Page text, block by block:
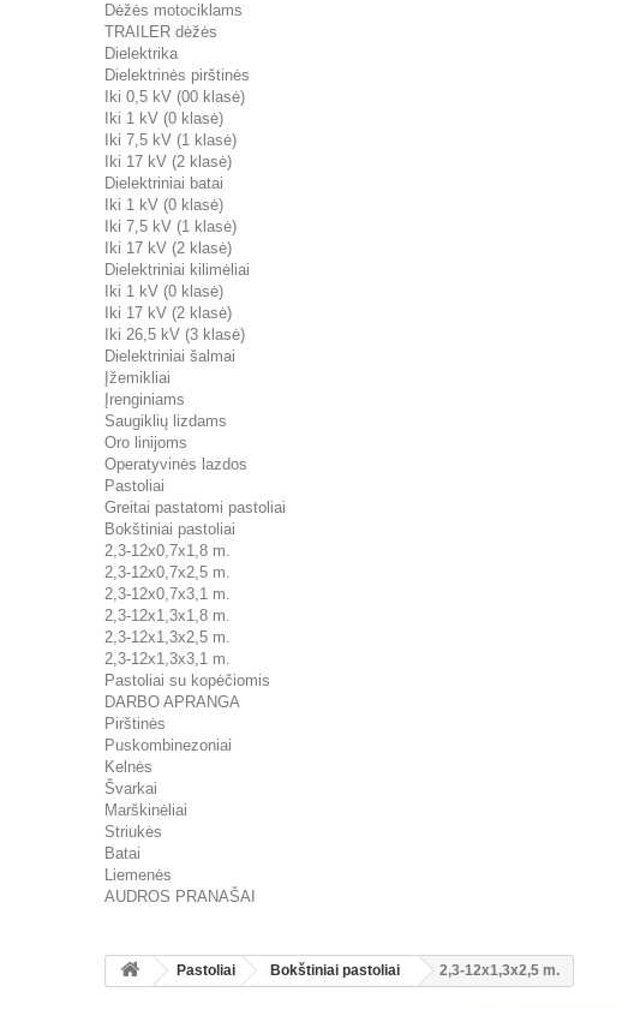
Dėžės motociklams
TRAILER dėžės
Dielektrika
Dielektrinės pirštinės
Iki 0,5 kV (00 klasė)
Iki 1 kV (0 klasė)
Iki 7,5 kV (1 klasė)
Iki 17 kV (2 klasė)
Dielektriniai batai
Iki 1 kV (0 klasė)
Iki 7,5 kV (1 klasė)
Iki 17 kV (2 klasė)
Dielektriniai kilimėliai
Iki 1 kV (0 klasė)
Iki 17 kV (2 klasė)
Iki 26,5 kV (3 klasė)
Dielektriniai šalmai
Įžemikliai
Įrenginiams
Saugiklių lizdams
Oro linijoms
Operatyvinės lazdos
Pastoliai
Greitai pastatomi pastoliai
Bokštiniai pastoliai
2,3-12x0,7x1,8 m.
2,3-12x0,7x2,5 m.
2,3-12x0,7x3,1 m.
2,3-12x1,3x1,8 m.
2,3-12x1,3x2,5 m.
2,3-12x1,3x3,1 m.
Pastoliai su kopėčiomis
DARBO APRANGA
Pirštinės
Puskombinezoniai
Kelnės
Švarkai
Marškinėliai
Striukės
Batai
Liemenės
AUDROS PRANAŠAI
Pastoliai Bokštiniai pastoliai 2,3-12x1,3x2,5 m.